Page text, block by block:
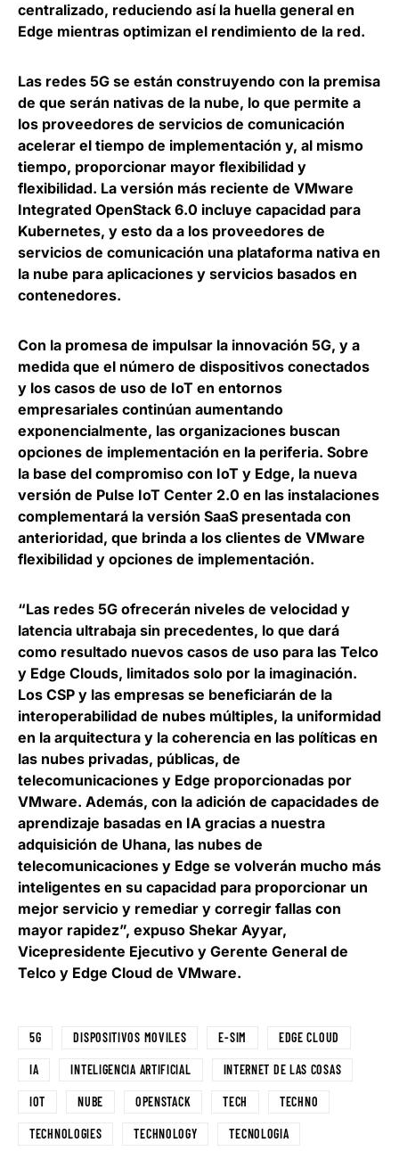
centralizado, reduciendo así la huella general en
Edge mientras optimizan el rendimiento de la red.
Las redes 5G se están construyendo con la premisa
de que serán nativas de la nube, lo que permite a
los proveedores de servicios de comunicación
acelerar el tiempo de implementación y, al mismo
tiempo, proporcionar mayor flexibilidad y
flexibilidad. La versión más reciente de VMware
Integrated OpenStack 6.0 incluye capacidad para
Kubernetes, y esto da a los proveedores de
servicios de comunicación una plataforma nativa en
la nube para aplicaciones y servicios basados en
contenedores.
Con la promesa de impulsar la innovación 5G, y a
medida que el número de dispositivos conectados
y los casos de uso de IoT en entornos
empresariales continúan aumentando
exponencialmente, las organizaciones buscan
opciones de implementación en la periferia. Sobre
la base del compromiso con IoT y Edge, la nueva
versión de Pulse IoT Center 2.0 en las instalaciones
complementará la versión SaaS presentada con
anterioridad, que brinda a los clientes de VMware
flexibilidad y opciones de implementación.
“Las redes 5G ofrecerán niveles de velocidad y
latencia ultrabaja sin precedentes, lo que dará
como resultado nuevos casos de uso para las Telco
y Edge Clouds, limitados solo por la imaginación.
Los CSP y las empresas se beneficiarán de la
interoperabilidad de nubes múltiples, la uniformidad
en la arquitectura y la coherencia en las políticas en
las nubes privadas, públicas, de
telecomunicaciones y Edge proporcionadas por
VMware. Además, con la adición de capacidades de
aprendizaje basadas en IA gracias a nuestra
adquisición de Uhana, las nubes de
telecomunicaciones y Edge se volverán mucho más
inteligentes en su capacidad para proporcionar un
mejor servicio y remediar y corregir fallas con
mayor rapidez”, expuso Shekar Ayyar,
Vicepresidente Ejecutivo y Gerente General de
Telco y Edge Cloud de VMware.
5G DISPOSITIVOS MOVILES E-SIM EDGE CLOUD
IA INTELIGENCIA ARTIFICIAL INTERNET DE LAS COSAS
IOT NUBE OPENSTACK TECH TECHNO
TECHNOLOGIES TECHNOLOGY TECNOLOGIA